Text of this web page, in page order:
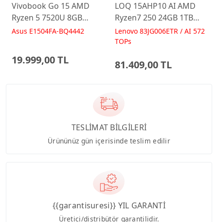
Vivobook Go 15 AMD
Ryzen 5 7520U 8GB
512GB 15.6 FreeDos
Asus E1504FA-BQ4442
19.999,00 TL
LOQ 15AHP10 AI AMD
Ryzen7 250 24GB 1TB
RTX5060 15.6 IPS FHD
FreeDos Gaming
Lenovo 83JG006ETR / AI 572
TOPs
81.409,00 TL
TESLİMAT BİLGİLERİ
Ürününüz gün içerisinde teslim edilir
{{garantisuresi}} YIL GARANTİ
Üretici/distribütör garantilidir.